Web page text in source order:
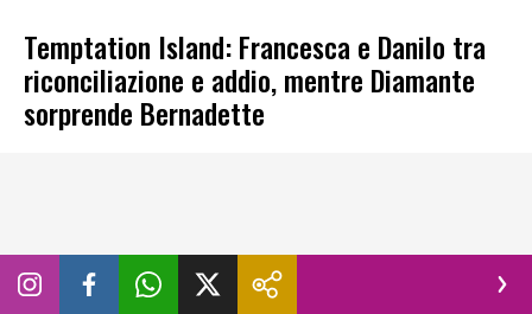
Temptation Island: Francesca e Danilo tra
riconciliazione e addio, mentre Diamante
sorprende Bernadette